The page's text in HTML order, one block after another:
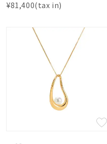
¥81,400(tax in)